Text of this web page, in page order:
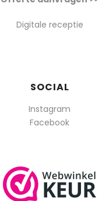
Digitale receptie
SOCIAL
Instagram
Facebook